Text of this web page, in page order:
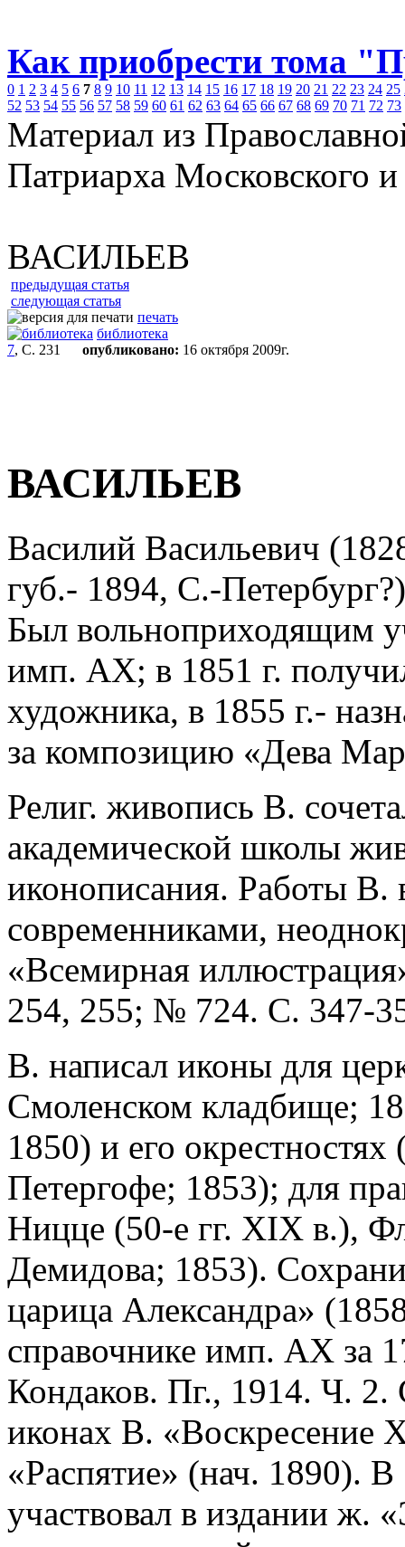
Как приобрести тома
0 1 2 3 4 5 6 7 8 9 10 11 12 13 14 15 16 17 18 19 20 21 22 23 24 25
52 53 54 55 56 57 58 59 60 61 62 63 64 65 66 67 68 69 70 71 72 73
Материал из
Патриарха Московского
ВАСИЛЬЕВ
предыдущая статья
следующая статья
печать
библиотека
7, С. 231 опубликовано: 16 октября 2009г.
ВАСИЛЬЕВ
Василий Васильевич
губ.- 1894, С.-
Был вольноприходящим
имп. АХ; в 1851 г.
художника, в 1855 г.-
за композицию «Дева
Религ. живопись В.
академической школы
иконописания. Работы В.
современниками,
«Всемирная
254, 255; № 724. С. 347-
В. написал иконы для
Смоленском кладбище;
1850) и его
Петергофе; 1853); для
Ницце (50-е гг. XIX в.),
Демидова; 1853).
царица Александра»
справочнике имп. АХ за
Кондаков. Пг., 1914. Ч. 2.
иконах В. «Воскресение
«Распятие» (нач. 1890).
участвовал в издании ж.